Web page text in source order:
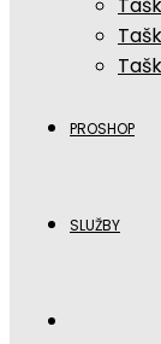
PROSHOP
SLUŽBY